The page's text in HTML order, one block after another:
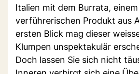
Italien mit dem Burrata,
verführerischen Produkt aus
ersten Blick mag dieser
Klumpen unspektakulär
Doch lassen Sie sich nicht